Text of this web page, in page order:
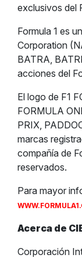
exclusivos del
Formula 1 es
Corporation
BATRA,
acciones del
El logo de F1
FORMULA
PRIX,
marcas
compañía de
reservados.
Para mayor
Acerca de
Corporación